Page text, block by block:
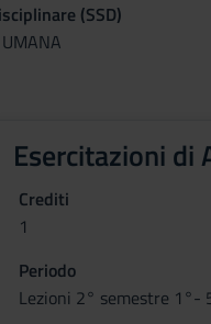
(SSD)
Esercitazioni di
Crediti
1
Periodo
Lezioni 2° semestre 1°-